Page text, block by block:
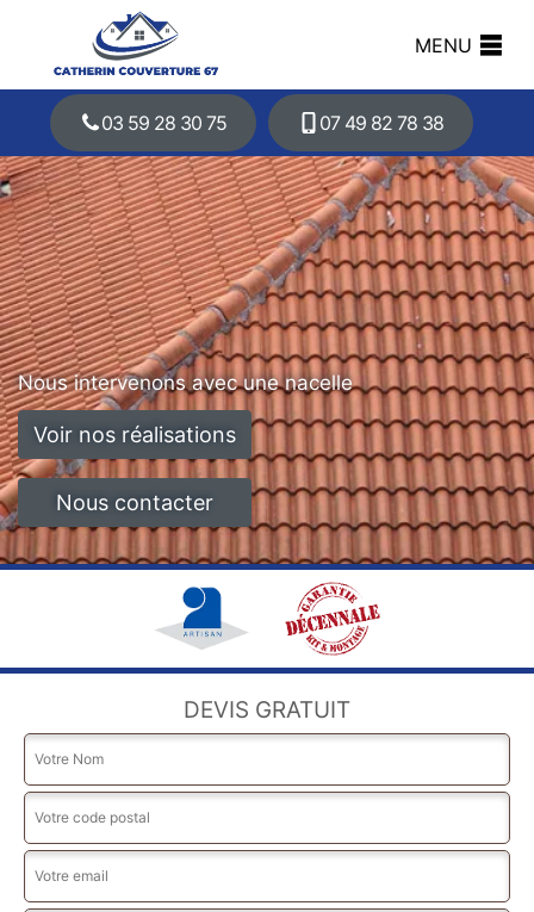
MENU
03 59 28 30 75 07 49 82 78 38
Nous intervenons avec une nacelle
Voir nos réalisations
Nous contacter
DEVIS GRATUIT